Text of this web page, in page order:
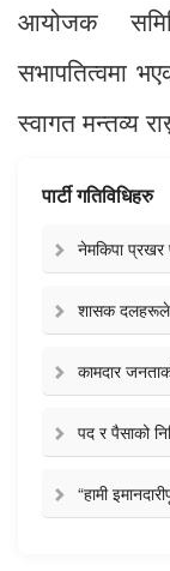
आयोजक
सभापतित्वमा
स्वागत मन्तव्य
पार्टी गतिविधिहरु
नेमकिपा प्रखर
शासक दलहरूले
कामदार
पद र पैसाको
“हामी